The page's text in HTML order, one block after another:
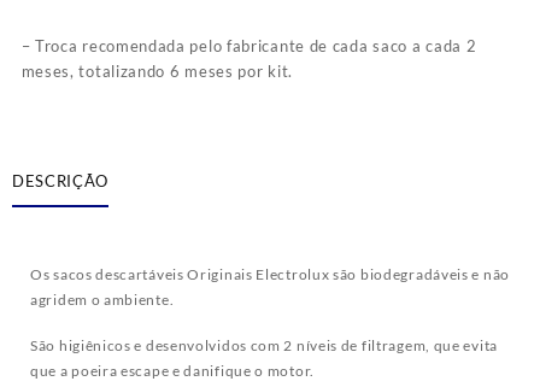
– Troca recomendada pelo fabricante de cada saco a cada 2
meses, totalizando 6 meses por kit.
DESCRIÇÃO
Os sacos descartáveis Originais Electrolux são biodegradáveis e não
agridem o ambiente.
São higiênicos e desenvolvidos com 2 níveis de filtragem, que evita
que a poeira escape e danifique o motor.